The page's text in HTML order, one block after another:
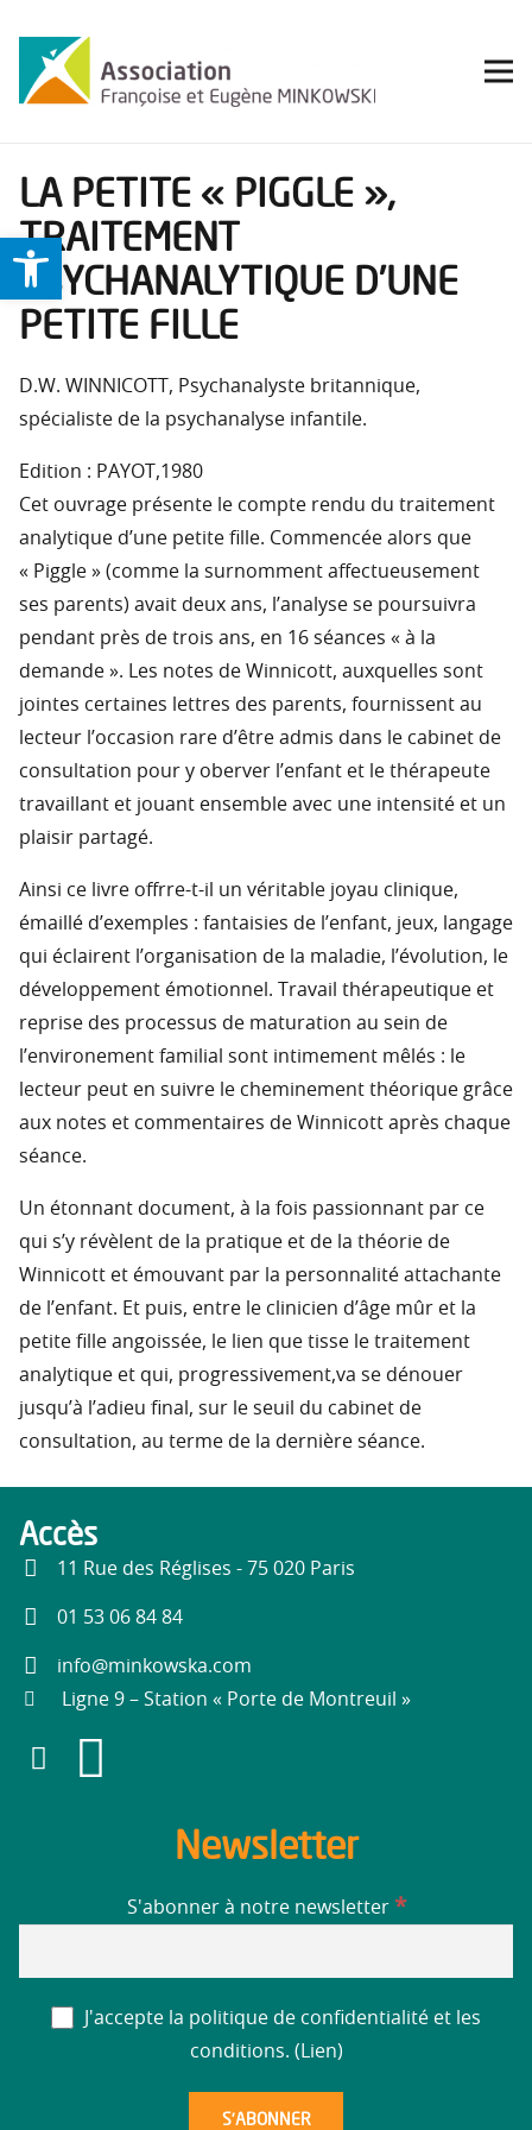
Ouvrir la barre d’outils
LA PETITE « PIGGLE »,
TRAITEMENT
PSYCHANALYTIQUE D’UNE
PETITE FILLE
D.W. WINNICOTT, Psychanalyste britannique,
spécialiste de la psychanalyse infantile.
Edition : PAYOT,1980
Cet ouvrage présente le compte rendu du traitement
analytique d’une petite fille. Commencée alors que
« Piggle » (comme la surnomment affectueusement
ses parents) avait deux ans, l’analyse se poursuivra
pendant près de trois ans, en 16 séances « à la
demande ». Les notes de Winnicott, auxquelles sont
jointes certaines lettres des parents, fournissent au
lecteur l’occasion rare d’être admis dans le cabinet de
consultation pour y oberver l’enfant et le thérapeute
travaillant et jouant ensemble avec une intensité et un
plaisir partagé.
Ainsi ce livre offrre-t-il un véritable joyau clinique,
émaillé d’exemples : fantaisies de l’enfant, jeux, langage
qui éclairent l’organisation de la maladie, l’évolution, le
développement émotionnel. Travail thérapeutique et
reprise des processus de maturation au sein de
l’environement familial sont intimement mêlés : le
lecteur peut en suivre le cheminement théorique grâce
aux notes et commentaires de Winnicott après chaque
séance.
Un étonnant document, à la fois passionnant par ce
qui s’y révèlent de la pratique et de la théorie de
Winnicott et émouvant par la personnalité attachante
de l’enfant. Et puis, entre le clinicien d’âge mûr et la
petite fille angoissée, le lien que tisse le traitement
analytique et qui, progressivement,va se dénouer
jusqu’à l’adieu final, sur le seuil du cabinet de
consultation, au terme de la dernière séance.
Accès
11 Rue des Réglises - 75 020 Paris
01 53 06 84 84
info@minkowska.com
Ligne 9 – Station « Porte de Montreuil »
Newsletter
S'abonner à notre newsletter *
J'accepte la politique de confidentialité et les
conditions. ( Lien)